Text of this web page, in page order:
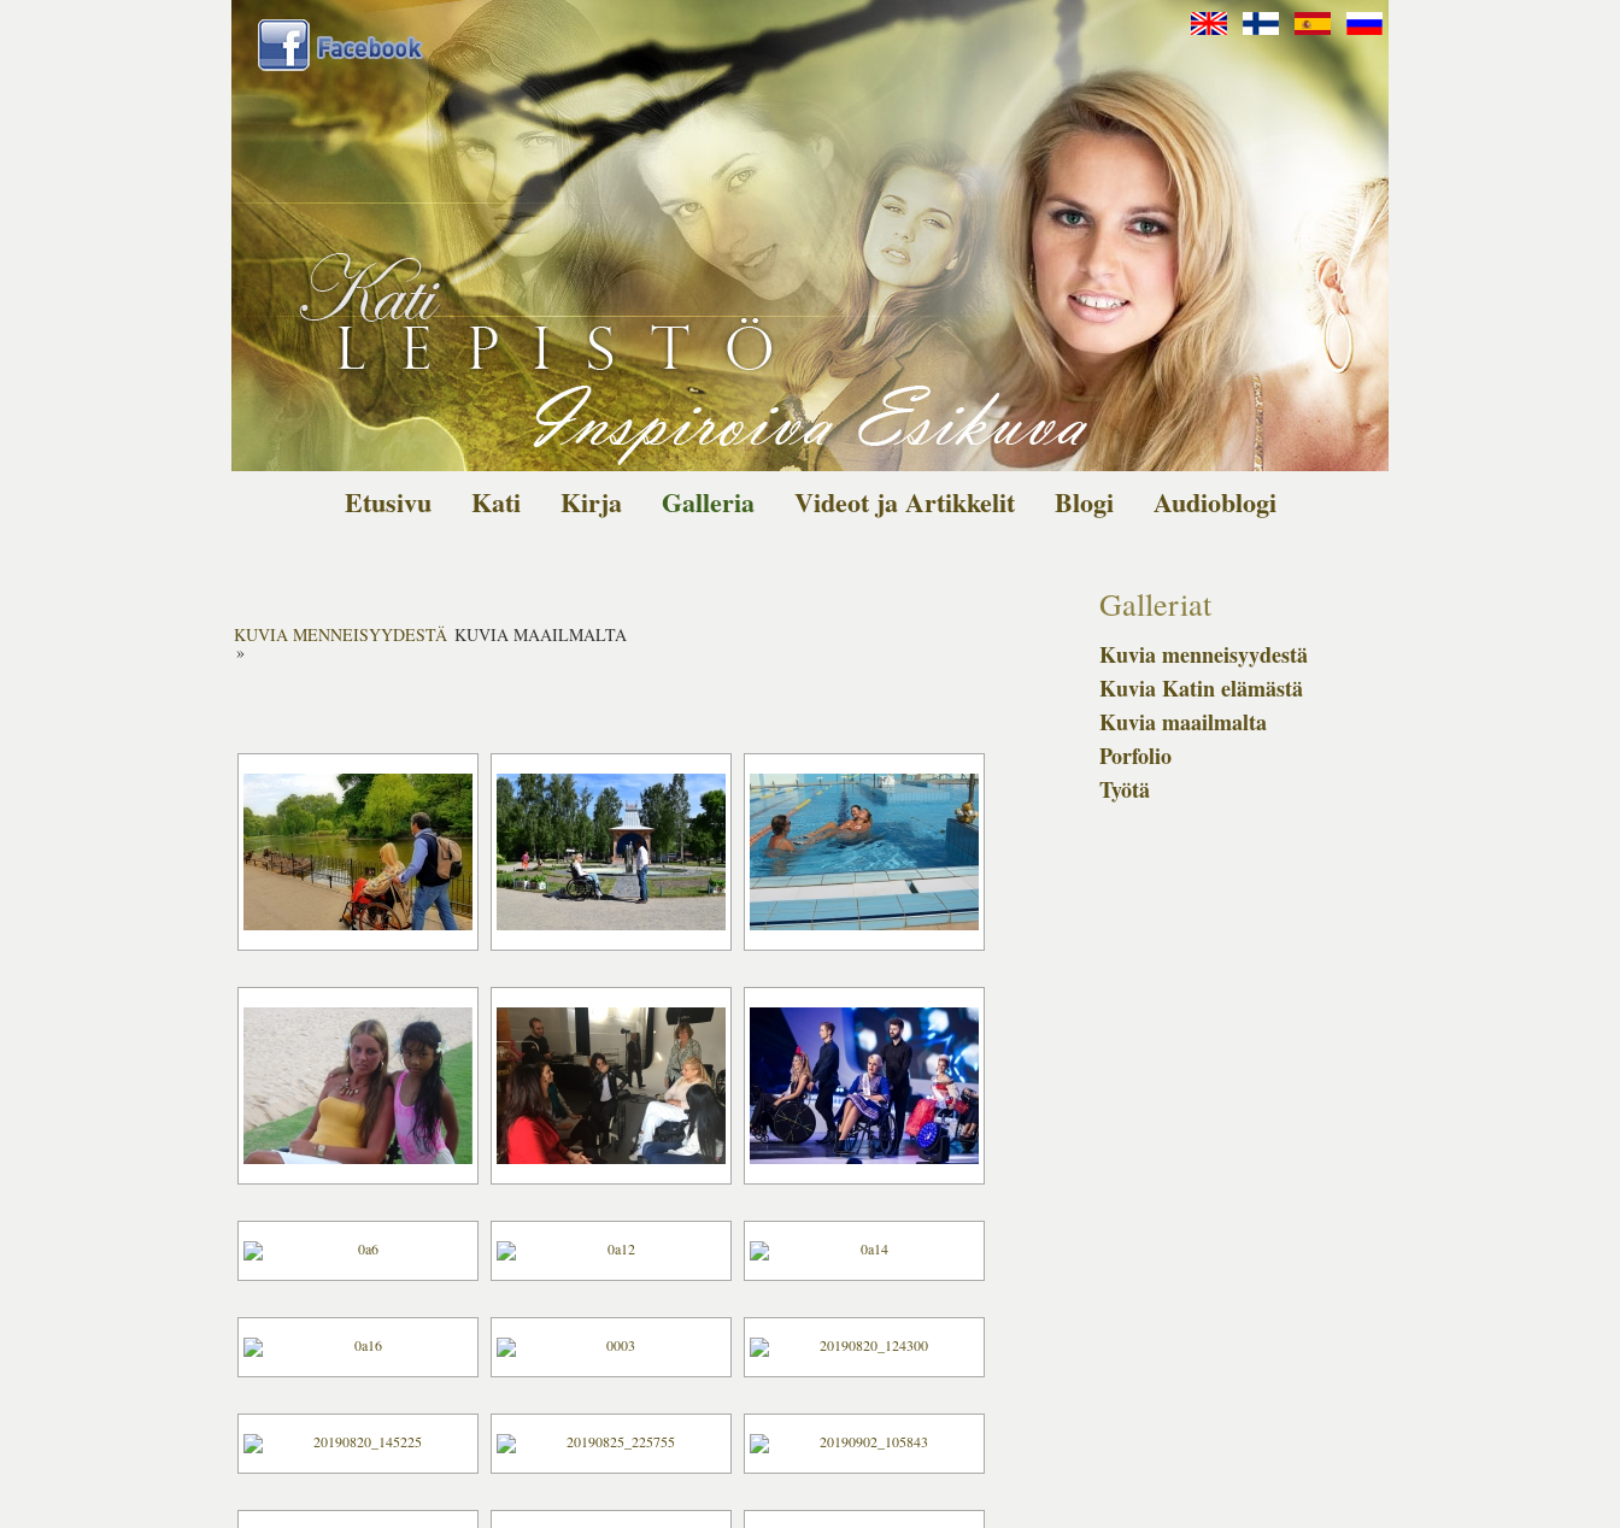
Etusivu Kati Kirja Galleria Videot ja Artikkelit Blogi Audioblogi
KUVIA MENNEISYYDESTÄ
»
KUVIA MAAILMALTA
Galleriat
Kuvia menneisyydestä
Kuvia Katin elämästä
Kuvia maailmalta
Porfolio
Työtä